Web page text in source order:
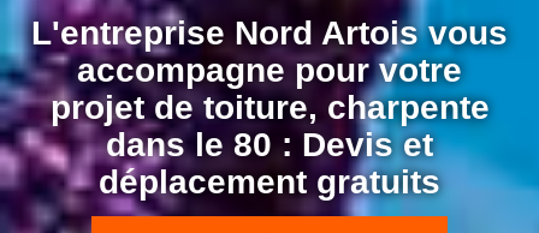
L'entreprise Nord Artois vous
accompagne pour votre
projet de toiture, charpente
dans le 80 : Devis et
déplacement gratuits